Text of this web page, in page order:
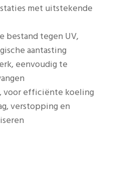
met uitstekende
bestand tegen UV,
aantasting
eenvoudig te
voor efficiënte koeling
verstopping en